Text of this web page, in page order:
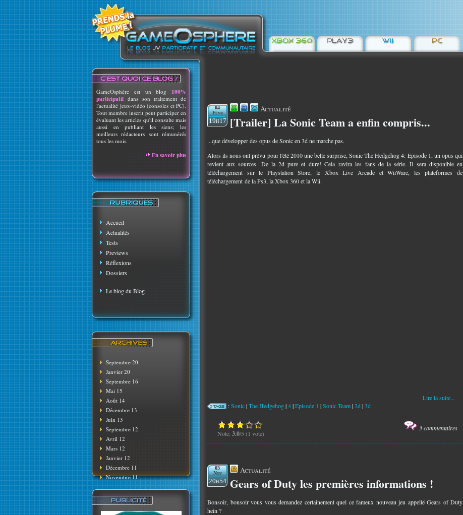
GameOsphère est un blog 100%
participatif dans son traitement de
l'actualité jeux-vidéo (consoles et PC).
Tout membre inscrit peut participer en
évaluant les articles qu'il consulte mais
aussi en publiant les siens; les
meilleurs rédacteurs sont rémunérés
tous les mois.
En savoir plus
Accueil
Actualités
Tests
Previews
Réflexions
Dossiers
Le blog du Blog
Septembre 20
Janvier 20
Septembre 16
Mai 15
Août 14
Décembre 13
Juin 13
Septembre 12
Avril 12
Mars 12
Janvier 12
Décembre 11
Novembre 11
04
Févr
19h17
Actualité
[Trailer] La Sonic Team a enfin compris...
...que développer des opus de Sonic en 3d ne marche pas.
Alors ils nous ont prévu pour l'été 2010 une belle surprise, Sonic The Hedgehog 4: Episode 1, un opus qui
revient aux sources. De la 2d pure et dure! Cela ravira les fans de la série. Il sera disponible en
téléchargement sur le Playstation Store, le Xbox Live Arcade et WiiWare, les plateformes de
téléchargement de la Ps3, la Xbox 360 et la Wii.
Lire la suite...
:Sonic|The Hedgehog|4|Episode 1 |Sonic Team|2d|3d
3 commentaires
Note: 3.0/5 (1 vote)
03
Nov
20h54
Actualité
Gears of Duty les premières informations !
Bonsoir, bonsoir vous vous demandez certainement quel ce fameux nouveau jeu appellé Gears of Duty
hein ?